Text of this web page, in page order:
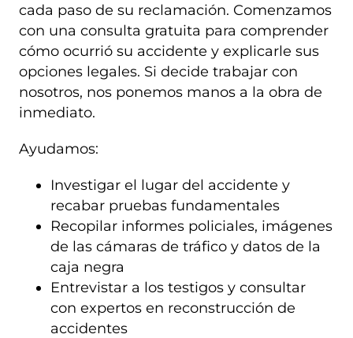
cada paso de su reclamación. Comenzamos
con una consulta gratuita para comprender
cómo ocurrió su accidente y explicarle sus
opciones legales. Si decide trabajar con
nosotros, nos ponemos manos a la obra de
inmediato.
Ayudamos:
Investigar el lugar del accidente y
recabar pruebas fundamentales
Recopilar informes policiales, imágenes
de las cámaras de tráfico y datos de la
caja negra
Entrevistar a los testigos y consultar
con expertos en reconstrucción de
accidentes